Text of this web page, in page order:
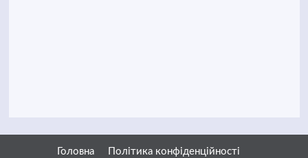
Головна
Політика конфіденційності